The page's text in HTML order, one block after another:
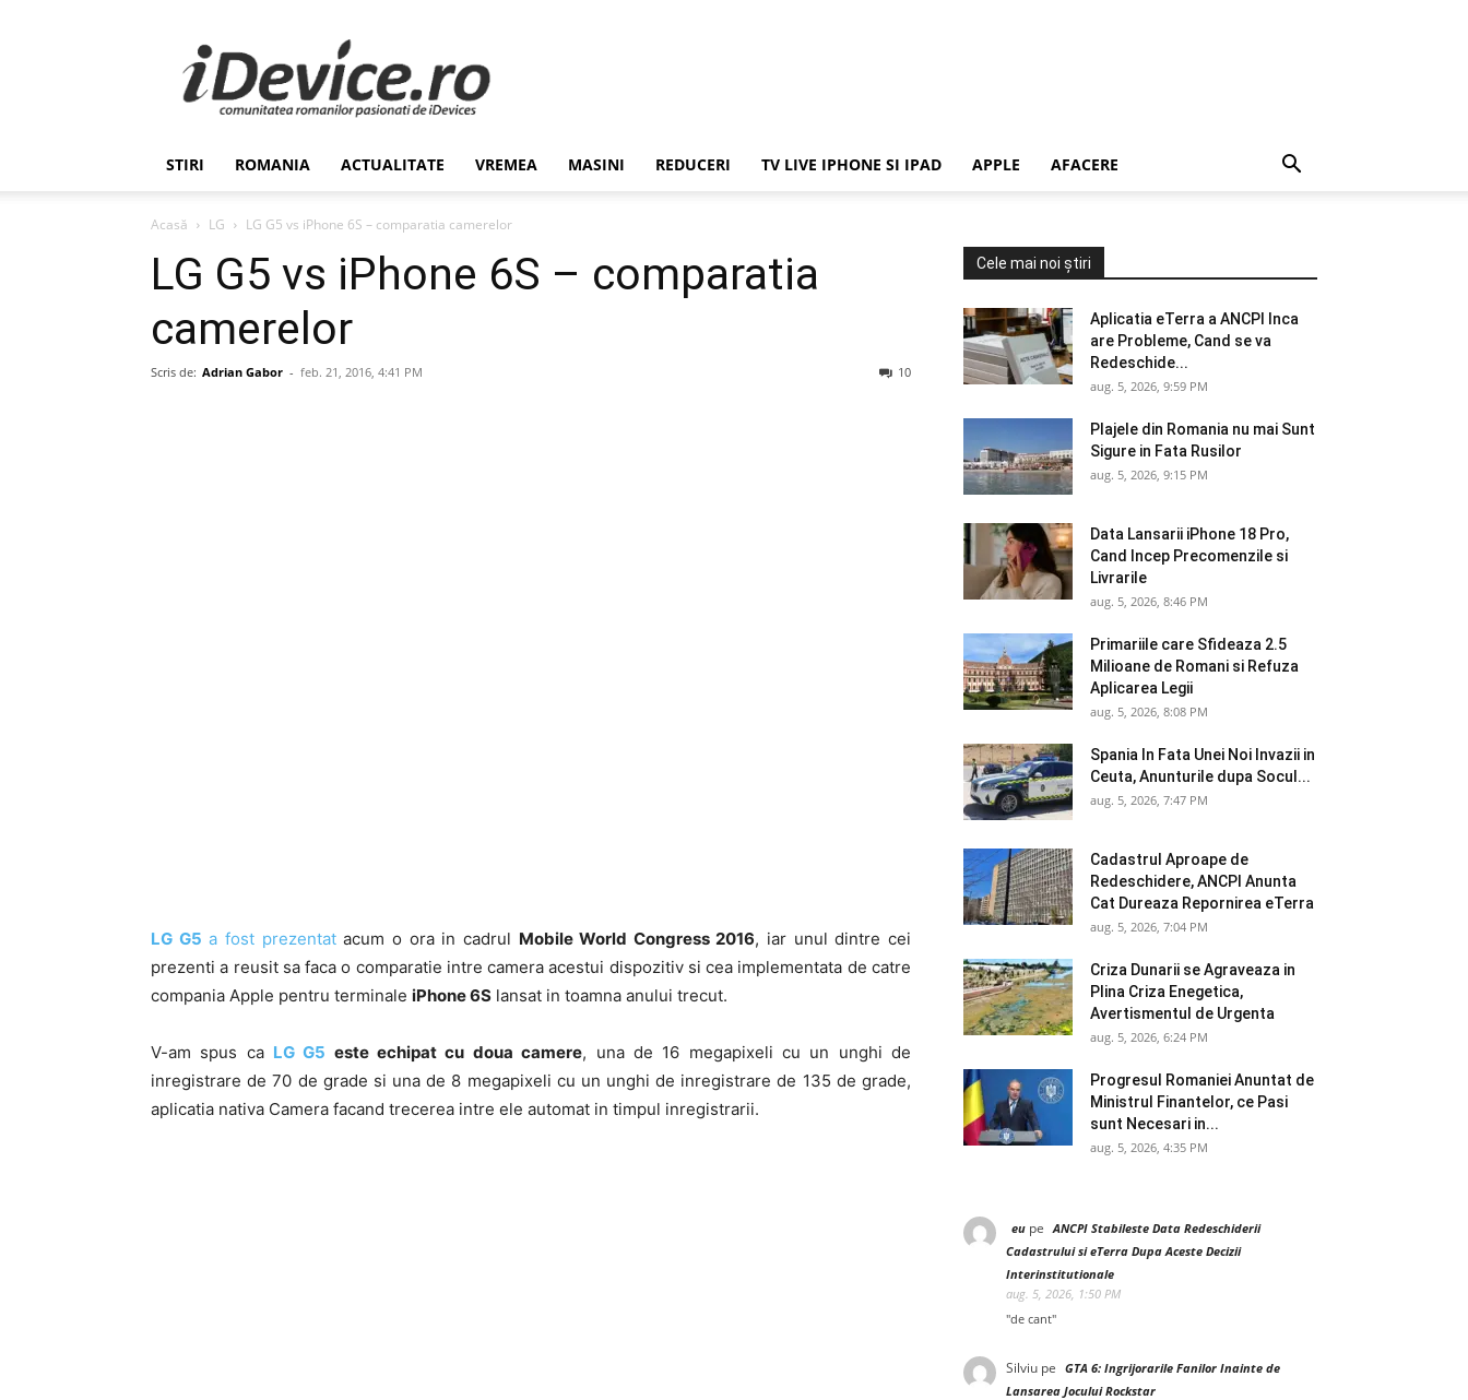
Stiri
de
Ultima
Ora
Romania,
Economie,
–
iDevice.ro
STIRI ROMANIA ACTUALITATE VREMEA MASINI REDUCERI TV LIVE IPHONE SI IPAD APPLE AFACERE
Acasă LG LG G5 vs iPhone 6S – comparatia camerelor
LG G5 vs iPhone 6S – comparatia
camerelor
Scris de: Adrian Gabor - feb. 21, 2016, 4:41 PM 10
LG G5 a fost prezentatacum o ora in cadrul Mobile World Congress 2016, iar unul dintre cei
prezenti a reusit sa faca o comparatie intre camera acestui dispozitiv si cea implementata de catre
compania Apple pentru terminale iPhone 6S lansat in toamna anului trecut.
V-am spus ca LG G5 este echipat cu doua camere, una de 16 megapixeli cu un unghi de
inregistrare de 70 de grade si una de 8 megapixeli cu un unghi de inregistrare de 135 de grade,
aplicatia nativa Camera facand trecerea intre ele automat in timpul inregistrarii.
Cele mai noi știri
Aplicatia eTerra a ANCPI Inca
are Probleme, Cand se va
Redeschide...
aug. 5, 2026, 9:59 PM
Plajele din Romania nu mai Sunt
Sigure in Fata Rusilor
aug. 5, 2026, 9:15 PM
Data Lansarii iPhone 18 Pro,
Cand Incep Precomenzile si
Livrarile
aug. 5, 2026, 8:46 PM
Primariile care Sfideaza 2.5
Milioane de Romani si Refuza
Aplicarea Legii
aug. 5, 2026, 8:08 PM
Spania In Fata Unei Noi Invazii in
Ceuta, Anunturile dupa Socul...
aug. 5, 2026, 7:47 PM
Cadastrul Aproape de
Redeschidere, ANCPI Anunta
Cat Dureaza Repornirea eTerra
aug. 5, 2026, 7:04 PM
Criza Dunarii se Agraveaza in
Plina Criza Enegetica,
Avertismentul de Urgenta
aug. 5, 2026, 6:24 PM
Progresul Romaniei Anuntat de
Ministrul Finantelor, ce Pasi
sunt Necesari in...
aug. 5, 2026, 4:35 PM
eu pe ANCPI Stabileste Data Redeschiderii
Cadastrului si eTerra Dupa Aceste Decizii
Interinstitutionale
aug. 5, 2026, 1:50 PM
"de cant"
Silviu pe GTA 6: Ingrijorarile Fanilor Inainte de
Lansarea Jocului Rockstar